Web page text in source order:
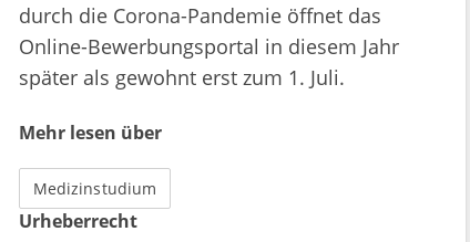
durch die Corona-Pandemie öffnet das
Online-Bewerbungsportal in diesem Jahr
später als gewohnt erst zum 1. Juli.
Mehr lesen über
Medizinstudium
Urheberrecht